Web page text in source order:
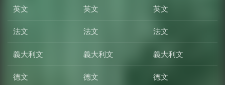
英文 英文 英文
法文 法文 法文
義大利文 義大利文 義大利文
德文 德文 德文